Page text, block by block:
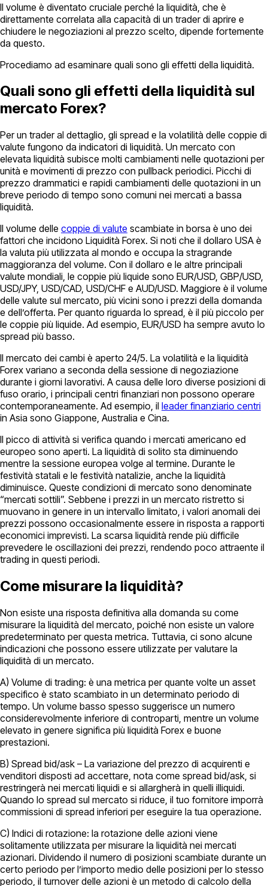
Il volume è diventato cruciale perché la liquidità, che è
direttamente correlata alla capacità di un trader di aprire e
chiudere le negoziazioni al prezzo scelto, dipende fortemente
da questo.
Procediamo ad esaminare quali sono gli effetti della liquidità.
Quali sono gli effetti della liquidità sul
mercato Forex?
Per un trader al dettaglio, gli spread e la volatilità delle coppie di
valute fungono da indicatori di liquidità. Un mercato con
elevata liquidità subisce molti cambiamenti nelle quotazioni per
unità e movimenti di prezzo con pullback periodici. Picchi di
prezzo drammatici e rapidi cambiamenti delle quotazioni in un
breve periodo di tempo sono comuni nei mercati a bassa
liquidità.
Il volume delle coppie di valute scambiate in borsa è uno dei
fattori che incidono Liquidità Forex. Si noti che il dollaro USA è
la valuta più utilizzata al mondo e occupa la stragrande
maggioranza del volume. Con il dollaro e le altre principali
valute mondiali, le coppie più liquide sono EUR/USD, GBP/USD,
USD/JPY, USD/CAD, USD/CHF e AUD/USD. Maggiore è il volume
delle valute sul mercato, più vicini sono i prezzi della domanda
e dell’offerta. Per quanto riguarda lo spread, è il più piccolo per
le coppie più liquide. Ad esempio, EUR/USD ha sempre avuto lo
spread più basso.
Il mercato dei cambi è aperto 24/5. La volatilità e la liquidità
Forex variano a seconda della sessione di negoziazione
durante i giorni lavorativi. A causa delle loro diverse posizioni di
fuso orario, i principali centri finanziari non possono operare
contemporaneamente. Ad esempio, il leader finanziario centri
in Asia sono Giappone, Australia e Cina.
Il picco di attività si verifica quando i mercati americano ed
europeo sono aperti. La liquidità di solito sta diminuendo
mentre la sessione europea volge al termine. Durante le
festività statali e le festività natalizie, anche la liquidità
diminuisce. Queste condizioni di mercato sono denominate
“mercati sottili”. Sebbene i prezzi in un mercato ristretto si
muovano in genere in un intervallo limitato, i valori anomali dei
prezzi possono occasionalmente essere in risposta a rapporti
economici imprevisti. La scarsa liquidità rende più difficile
prevedere le oscillazioni dei prezzi, rendendo poco attraente il
trading in questi periodi.
Come misurare la liquidità?
Non esiste una risposta definitiva alla domanda su come
misurare la liquidità del mercato, poiché non esiste un valore
predeterminato per questa metrica. Tuttavia, ci sono alcune
indicazioni che possono essere utilizzate per valutare la
liquidità di un mercato.
A) Volume di trading: è una metrica per quante volte un asset
specifico è stato scambiato in un determinato periodo di
tempo. Un volume basso spesso suggerisce un numero
considerevolmente inferiore di controparti, mentre un volume
elevato in genere significa più liquidità Forex e buone
prestazioni.
B) Spread bid/ask – La variazione del prezzo di acquirenti e
venditori disposti ad accettare, nota come spread bid/ask, si
restringerà nei mercati liquidi e si allargherà in quelli illiquidi.
Quando lo spread sul mercato si riduce, il tuo fornitore imporrà
commissioni di spread inferiori per eseguire la tua operazione.
C) Indici di rotazione: la rotazione delle azioni viene
solitamente utilizzata per misurare la liquidità nei mercati
azionari. Dividendo il numero di posizioni scambiate durante un
certo periodo per l’importo medio delle posizioni per lo stesso
periodo, il turnover delle azioni è un metodo di calcolo della